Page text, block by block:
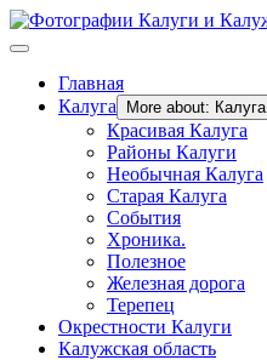
Главная
Калуга
More about: Калуга
Красивая Калуга
Районы Калуги
Необычная Калуга
Старая Калуга
События
Хроника.
Полезное
Железная дорога
Терепец
Окрестности Калуги
Калужская область